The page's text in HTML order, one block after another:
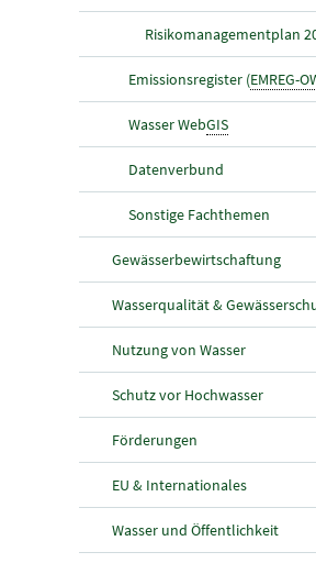
Risikomanagementplan
Emissionsregister (EMREG-
Wasser WebGIS
Datenverbund
Sonstige Fachthemen
Gewässerbewirtschaftung
Wasserqualität &
Nutzung von Wasser
Schutz vor Hochwasser
Förderungen
EU & Internationales
Wasser und Öffentlichkeit